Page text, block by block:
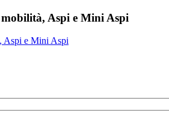
mobilità, Aspi e Mini Aspi
Aspi e Mini Aspi